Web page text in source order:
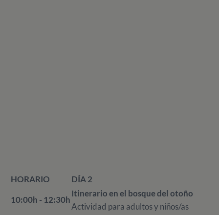
HORARIO
DÍA 2
10:00h - 12:30h
Itinerario en el bosque del otoño
Actividad para adultos y niños/as